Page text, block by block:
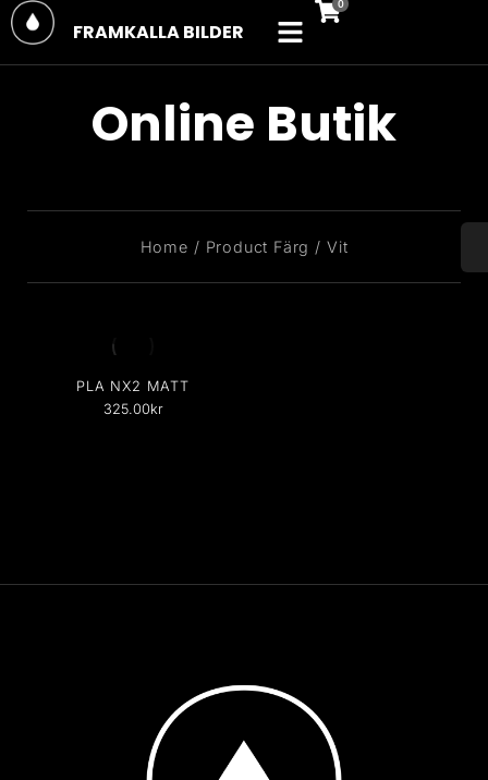
FRAMKALLA BILDER
Online Butik
You are here:Home Product Färg Vit
PLA NX2 MATT
325.00kr